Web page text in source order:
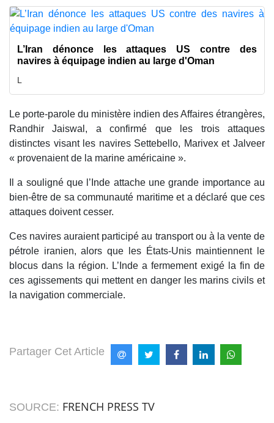
L’Iran dénonce les attaques US contre des
navires à équipage indien au large d'Oman
L
Le porte-parole du ministère indien des Affaires étrangères,
Randhir Jaiswal, a confirmé que les trois attaques
distinctes visant les navires Settebello, Marivex et Jalveer
« provenaient de la marine américaine ».
Il a souligné que l’Inde attache une grande importance au
bien-être de sa communauté maritime et a déclaré que ces
attaques doivent cesser.
Ces navires auraient participé au transport ou à la vente de
pétrole iranien, alors que les États-Unis maintiennent le
blocus dans la région. L’Inde a fermement exigé la fin de
ces agissements qui mettent en danger les marins civils et
la navigation commerciale.
Partager Cet Article
SOURCE: FRENCH PRESS TV